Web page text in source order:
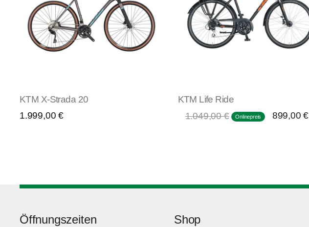
KTM X-Strada 20
1.999,00€
KTM Life Ride
1.049,00€ Onlinepreis 899,00€
Öffnungszeiten
Shop